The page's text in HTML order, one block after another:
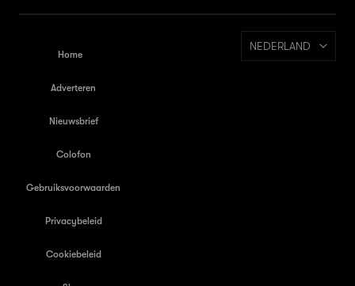
Home
Adverteren
Nieuwsbrief
Colofon
Gebruiksvoorwaarden
Privacybeleid
Cookiebeleid
NEDERLAND